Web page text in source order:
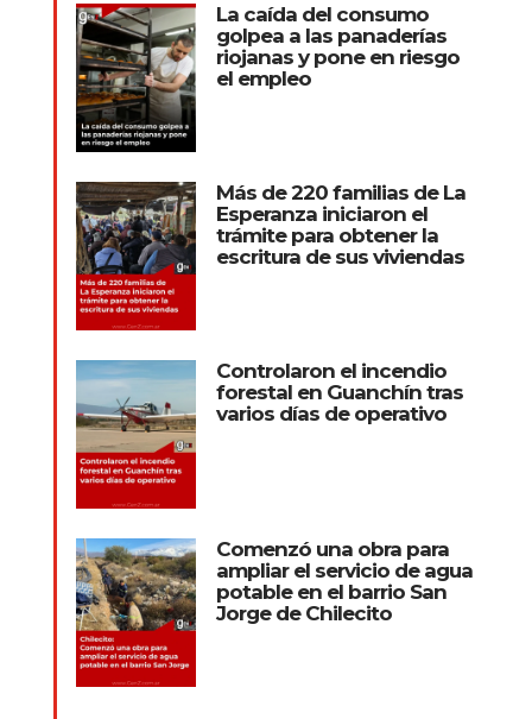
La caída del consumo
golpea a las panaderías
riojanas y pone en riesgo
el empleo
Más de 220 familias de La
Esperanza iniciaron el
trámite para obtener la
escritura de sus viviendas
Controlaron el incendio
forestal en Guanchín tras
varios días de operativo
Comenzó una obra para
ampliar el servicio de agua
potable en el barrio San
Jorge de Chilecito